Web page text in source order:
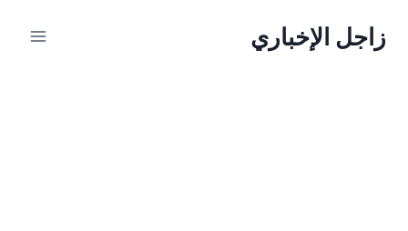
زاجل الإخباري